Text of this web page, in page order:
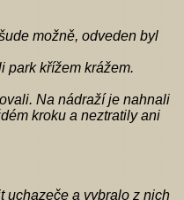
možně, odveden byl
park křížem krážem.
Na nádraží je nahnali
kroku a neztratily ani
uchazeče a vybralo z nich